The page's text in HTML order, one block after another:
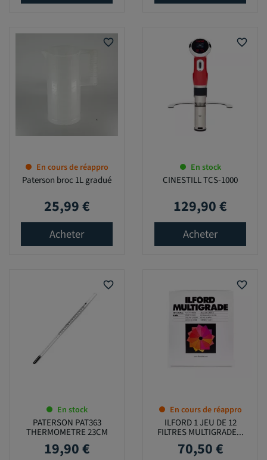
favorite_border
En cours de réappro
Paterson broc 1L gradué
Prix
25,99 €
Acheter
favorite_border
En stock
CINESTILL TCS-1000
Prix
129,90 €
Acheter
favorite_border
En stock
PATERSON PAT363
THERMOMETRE 23CM
Prix
19,90 €
favorite_border
En cours de réappro
ILFORD 1 JEU DE 12
FILTRES MULTIGRADE...
Prix
70,50 €